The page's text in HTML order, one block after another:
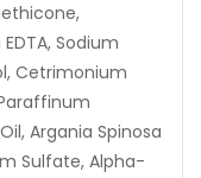
Sodium
Cetrimonium
Argania Spinosa
Sulfate, Alpha-